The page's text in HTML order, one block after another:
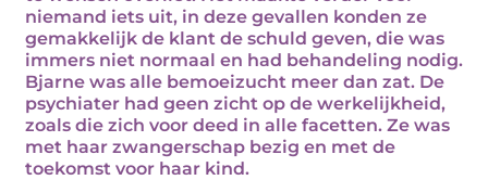
niemand iets uit, in deze gevallen konden ze
gemakkelijk de klant de schuld geven, die was
immers niet normaal en had behandeling nodig.
Bjarne was alle bemoeizucht meer dan zat. De
psychiater had geen zicht op de werkelijkheid,
zoals die zich voor deed in alle facetten. Ze was
met haar zwangerschap bezig en met de
toekomst voor haar kind.